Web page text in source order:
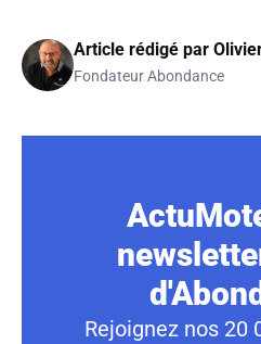
Article rédigé par
Fondateur Abondance
Rejoignez nos 20